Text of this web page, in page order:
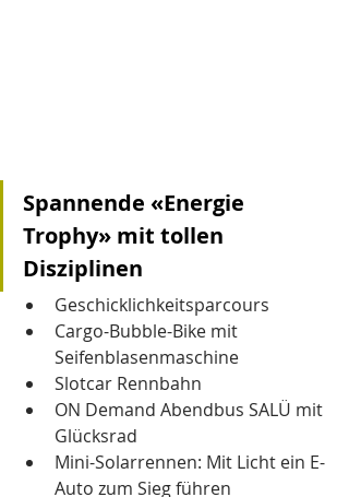
Spannende «Energie
Trophy» mit tollen
Disziplinen
Geschicklichkeitsparcours
Cargo-Bubble-Bike mit
Seifenblasenmaschine
Slotcar Rennbahn
ON Demand Abendbus SALÜ mit
Glücksrad
Mini-Solarrennen: Mit Licht ein E-
Auto zum Sieg führen